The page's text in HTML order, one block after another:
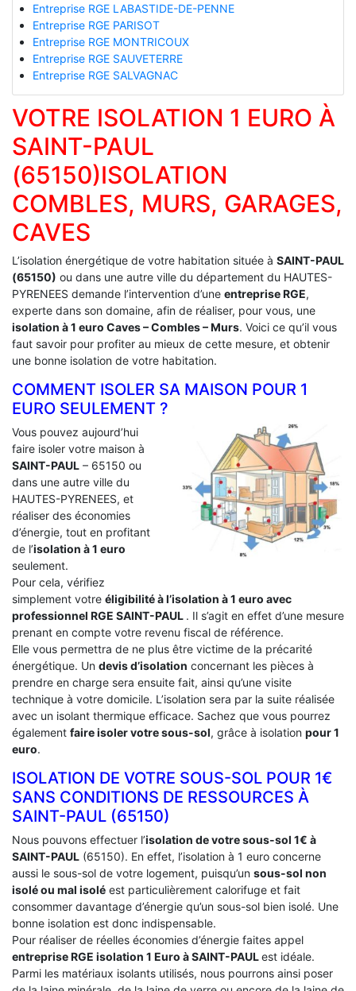
Entreprise RGE LABASTIDE-DE-PENNE
Entreprise RGE PARISOT
Entreprise RGE MONTRICOUX
Entreprise RGE SAUVETERRE
Entreprise RGE SALVAGNAC
VOTRE ISOLATION 1 EURO À
SAINT-PAUL
(65150)ISOLATION
COMBLES, MURS, GARAGES,
CAVES
L’isolation énergétique de votre habitation située à SAINT-PAUL
(65150) ou dans une autre ville du département du HAUTES-
PYRENEES demande l’intervention d’une entreprise RGE,
experte dans son domaine, afin de réaliser, pour vous, une
isolation à 1 euro Caves – Combles – Murs. Voici ce qu’il vous
faut savoir pour profiter au mieux de cette mesure, et obtenir
une bonne isolation de votre habitation.
COMMENT ISOLER SA MAISON POUR 1
EURO SEULEMENT ?
Vous pouvez aujourd’hui
faire isoler votre maison à
SAINT-PAUL – 65150 ou
dans une autre ville du
HAUTES-PYRENEES, et
réaliser des économies
d’énergie, tout en profitant
de l’isolation à 1 euro
seulement.
Pour cela, vérifiez
simplement votre éligibilité à l’isolation à 1 euro avec
professionnel RGE SAINT-PAUL . Il s’agit en effet d’une mesure
prenant en compte votre revenu fiscal de référence.
Elle vous permettra de ne plus être victime de la précarité
énergétique. Un devis d’isolation concernant les pièces à
prendre en charge sera ensuite fait, ainsi qu’une visite
technique à votre domicile. L’isolation sera par la suite réalisée
avec un isolant thermique efficace. Sachez que vous pourrez
également faire isoler votre sous-sol, grâce à isolation pour 1
euro.
ISOLATION DE VOTRE SOUS-SOL POUR 1€
SANS CONDITIONS DE RESSOURCES À
‎SAINT-PAUL (65150)
Nous pouvons effectuer l’isolation de votre sous-sol 1€ à
SAINT-PAUL (65150). En effet, l’isolation à 1 euro concerne
aussi le sous-sol de votre logement, puisqu’un sous-sol non
isolé ou mal isolé est particulièrement calorifuge et fait
consommer davantage d’énergie qu’un sous-sol bien isolé. Une
bonne isolation est donc indispensable.
Pour réaliser de réelles économies d’énergie faites appel
entreprise RGE isolation 1 Euro à SAINT-PAULest idéale.
Parmi les matériaux isolants utilisés, nous pourrons ainsi poser